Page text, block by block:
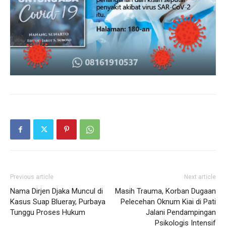
Previous article
Nama Dirjen Djaka Muncul di
Kasus Suap Blueray, Purbaya
Tunggu Proses Hukum
Next article
Masih Trauma, Korban Dugaan
Pelecehan Oknum Kiai di Pati
Jalani Pendampingan
Psikologis Intensif